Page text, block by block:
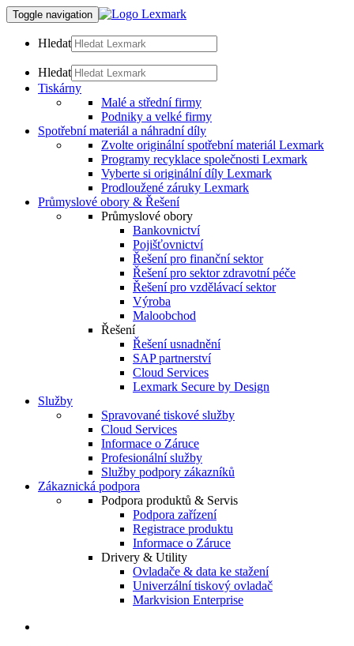
Toggle navigation
Hledat
Hledat
Tiskárny
Malé a střední firmy
Podniky a velké firmy
Spotřební materiál a náhradní díly
Zvolte originální spotřební materiál Lexmark
Programy recyklace společnosti Lexmark
Vyberte si originální díly Lexmark
Prodloužené záruky Lexmark
Průmyslové obory & Řešení
Průmyslové obory
Bankovnictví
Pojišťovnictví
Řešení pro finanční sektor
Řešení pro sektor zdravotní péče
Řešení pro vzdělávací sektor
Výroba
Maloobchod
Řešení
Řešení usnadnění
SAP partnerství
Cloud Services
Lexmark Secure by Design
Služby
Spravované tiskové služby
Cloud Services
Informace o Záruce
Profesionální služby
Služby podpory zákazníků
Zákaznická podpora
Podpora produktů & Servis
Podpora zařízení
Registrace produktu
Informace o Záruce
Drivery & Utility
Ovladače & data ke stažení
Univerzální tiskový ovladač
Markvision Enterprise